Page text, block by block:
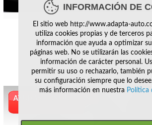
ACELERADORES ELECTRONICOS Y
año de matriculación :
Km:
AYUDAS CONDUCCION
INFORMACIÓN DE
El sitio web http://www.adapta-
utiliza cookies propias y de terceros
información que ayuda a optimizar
páginas web. No se utilizarán las
información de carácter personal.
permitir su uso o rechazarlo, también
su configuración siempre que lo
más información en nuestra Política